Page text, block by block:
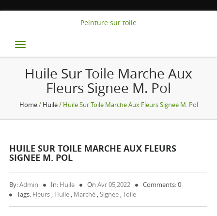
Peinture sur toile
Toggle
navigation
Huile Sur Toile Marche Aux
Fleurs Signee M. Pol
Home/ Huile/ Huile Sur Toile Marche Aux Fleurs Signee M. Pol
HUILE SUR TOILE MARCHE AUX FLEURS
SIGNEE M. POL
By:Admin In: Huile OnAvr 05,2022
Comments: 0
Tags: Fleurs , Huile , Marché ,Signee ,Toile